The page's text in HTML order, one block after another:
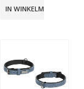
IN WINKELMAND